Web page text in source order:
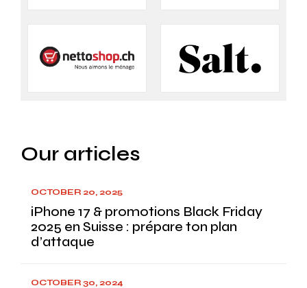
Our articles
OCTOBER 20, 2025
iPhone 17 & promotions Black Friday
2025 en Suisse : prépare ton plan
d’attaque
OCTOBER 30, 2024